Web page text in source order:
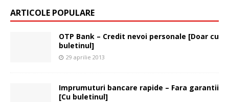
ARTICOLE POPULARE
OTP Bank – Credit nevoi personale [Doar cu
buletinul]
29 aprilie 2013
Imprumuturi bancare rapide – Fara garantii
[Cu buletinul]